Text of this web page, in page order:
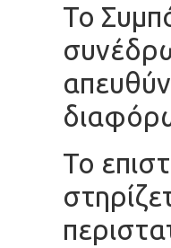
Το
Το